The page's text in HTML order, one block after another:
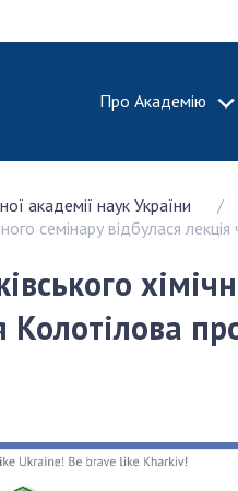
Про Академію
Про
Історія
100-
та
НАН
академії наук України
семінару відбулася
Колотілова